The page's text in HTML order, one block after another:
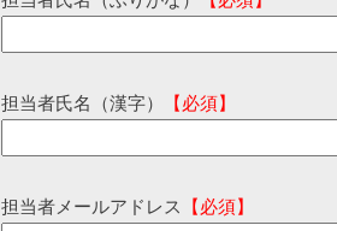
担当者氏名（漢字） 【必須】
担当者メールアドレス 【必須】